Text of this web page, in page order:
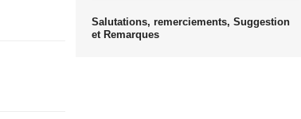
Salutations, remerciements, Suggestion
et Remarques